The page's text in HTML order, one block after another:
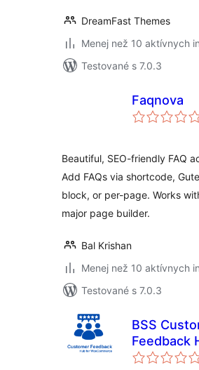
DreamFast Themes
Menej než 10 aktívnych
Testované s 7.0.3
Faqnova
Beautiful, SEO-friendly FAQ
Add FAQs via shortcode,
block, or per-page. Works
major page builder.
Bal Krishan
Menej než 10 aktívnych
Testované s 7.0.3
BSS
Feedback